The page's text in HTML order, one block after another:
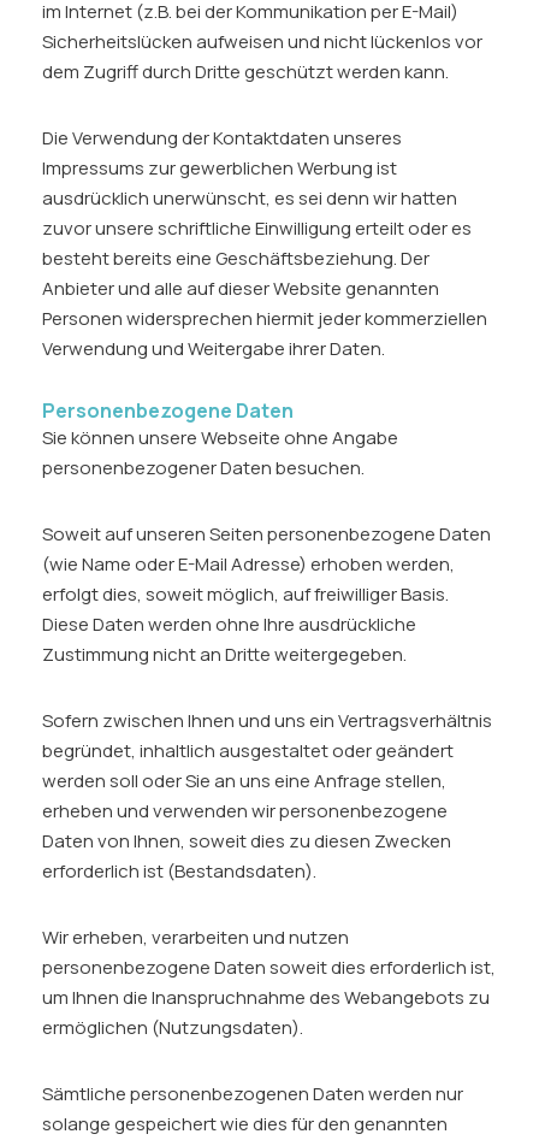
im Internet (z.B. bei der Kommunikation per E-Mail)
Sicherheitslücken aufweisen und nicht lückenlos vor
dem Zugriff durch Dritte geschützt werden kann.
Die Verwendung der Kontaktdaten unseres
Impressums zur gewerblichen Werbung ist
ausdrücklich unerwünscht, es sei denn wir hatten
zuvor unsere schriftliche Einwilligung erteilt oder es
besteht bereits eine Geschäftsbeziehung. Der
Anbieter und alle auf dieser Website genannten
Personen widersprechen hiermit jeder kommerziellen
Verwendung und Weitergabe ihrer Daten.
Personenbezogene Daten
Sie können unsere Webseite ohne Angabe
personenbezogener Daten besuchen.
Soweit auf unseren Seiten personenbezogene Daten
(wie Name oder E-Mail Adresse) erhoben werden,
erfolgt dies, soweit möglich, auf freiwilliger Basis.
Diese Daten werden ohne Ihre ausdrückliche
Zustimmung nicht an Dritte weitergegeben.
Sofern zwischen Ihnen und uns ein Vertragsverhältnis
begründet, inhaltlich ausgestaltet oder geändert
werden soll oder Sie an uns eine Anfrage stellen,
erheben und verwenden wir personenbezogene
Daten von Ihnen, soweit dies zu diesen Zwecken
erforderlich ist (Bestandsdaten).
Wir erheben, verarbeiten und nutzen
personenbezogene Daten soweit dies erforderlich ist,
um Ihnen die Inanspruchnahme des Webangebots zu
ermöglichen (Nutzungsdaten).
Sämtliche personenbezogenen Daten werden nur
solange gespeichert wie dies für den genannten